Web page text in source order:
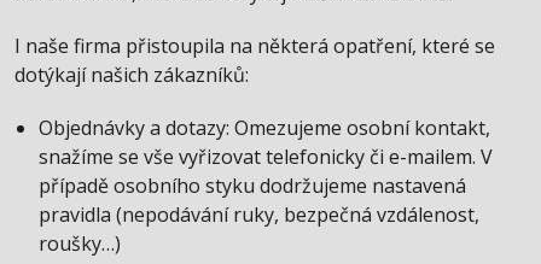
I naše firma přistoupila na některá opatření, které se
dotýkají našich zákazníků:
Objednávky a dotazy: Omezujeme osobní kontakt,
snažíme se vše vyřizovat telefonicky či e-mailem. V
případě osobního styku dodržujeme nastavená
pravidla (nepodávání ruky, bezpečná vzdálenost,
roušky…)